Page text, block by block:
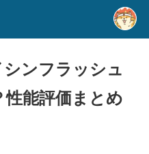
シンフラッシュ
能評価まとめ